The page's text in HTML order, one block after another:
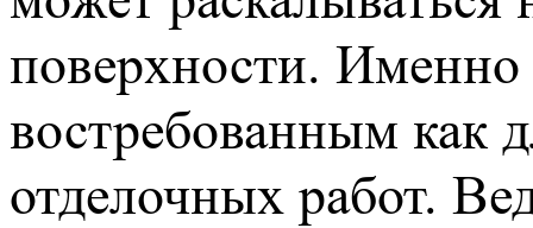
поверхности. Именно
востребованным как
отделочных работ.